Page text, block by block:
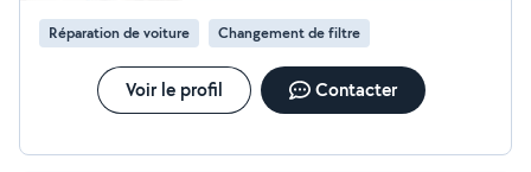
Réparation de voiture Changement de filtre
Voir le profil Contacter